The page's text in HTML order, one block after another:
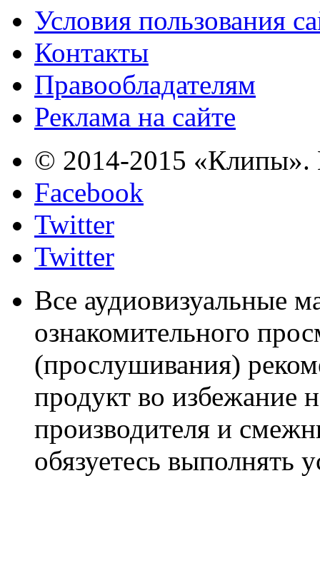
Условия пользования
Контакты
Правообладателям
Реклама на сайте
© 2014-2015 «Клипы».
Facebook
Twitter
Twitter
Все аудиовизуальные
ознакомительного
(прослушивания)
продукт во избежание
производителя и
обязуетесь выполнять